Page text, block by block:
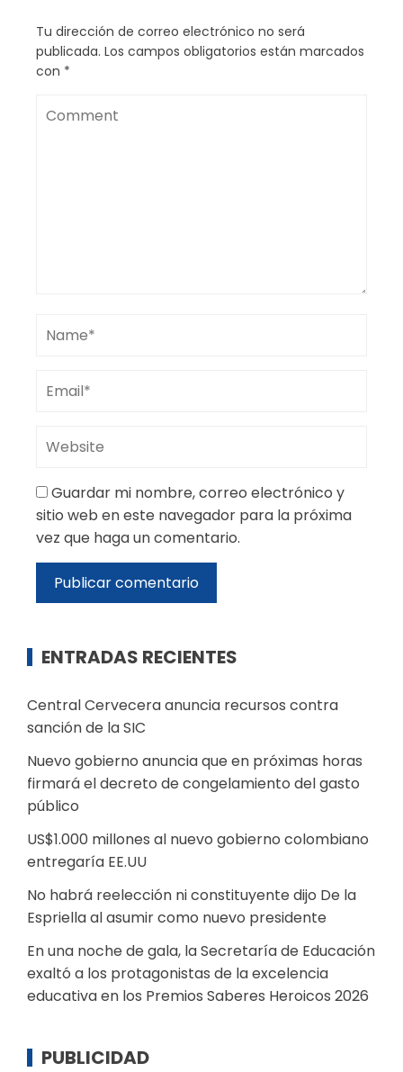
Tu dirección de correo electrónico no será
publicada. Los campos obligatorios están marcados
con *
Guardar mi nombre, correo electrónico y
sitio web en este navegador para la próxima
vez que haga un comentario.
ENTRADAS RECIENTES
Central Cervecera anuncia recursos contra
sanción de la SIC
Nuevo gobierno anuncia que en próximas horas
firmará el decreto de congelamiento del gasto
público
US$1.000 millones al nuevo gobierno colombiano
entregaría EE.UU
No habrá reelección ni constituyente dijo De la
Espriella al asumir como nuevo presidente
En una noche de gala, la Secretaría de Educación
exaltó a los protagonistas de la excelencia
educativa en los Premios Saberes Heroicos 2026
PUBLICIDAD